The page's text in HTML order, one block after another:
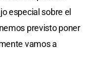
especial sobre el
previsto poner
vamos a